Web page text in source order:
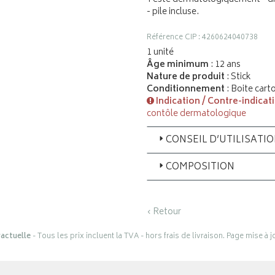
- pile incluse.
Référence CIP : 4260624040738
1 unité
Âge minimum : 12 ans
Nature de produit : Stick
Conditionnement : Boite
Indication / Contre-
contôle dermatologique
CONSEIL
COMPOSITION
‹ Retour
- Tous les prix incluent la TVA - hors frais de livraison. Page mise à